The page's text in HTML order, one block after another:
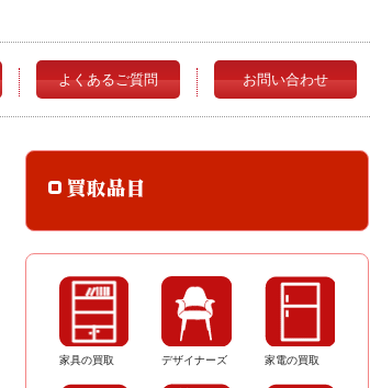
よくあるご質問 お問い合わせ
家具の買取 デザイナーズ 家電の買取